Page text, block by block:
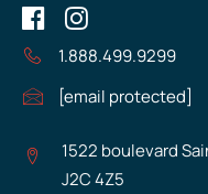
1.888.499.9299
[email protected]
1522 boulevard
J2C 4Z5